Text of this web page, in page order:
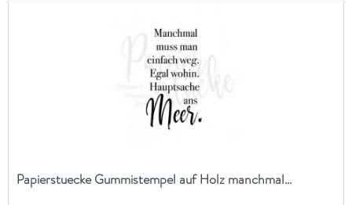
Papierstuecke Gummistempel auf Holz manchmal...